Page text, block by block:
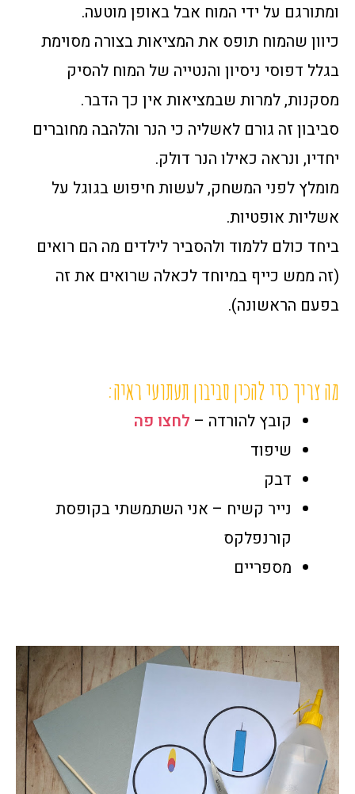
ומתורגם על ידי המוח אבל באופן מוטעה.
כיוון שהמוח תופס את המציאות בצורה מסוימת
בגלל דפוסי ניסיון והנטייה של המוח להסיק
מסקנות, למרות שבמציאות אין כך הדבר.
סביבון זה גורם לאשליה כי הנר והלהבה מחוברים
יחדיו, ונראה כאילו הנר דולק.
מומלץ לפני המשחק, לעשות חיפוש בגוגל על
אשליות אופטיות.
ביחד כולם ללמוד ולהסביר לילדים מה הם רואים
(זה ממש כייף במיוחד לכאלה שרואים את זה
בפעם הראשונה).
מה צריך כדי להכין סביבון תעתועי ראיה:
קובץ להורדה – לחצו פה
שיפוד
דבק
נייר קשיח – אני השתמשתי בקופסת
קורנפלקס
מספריים